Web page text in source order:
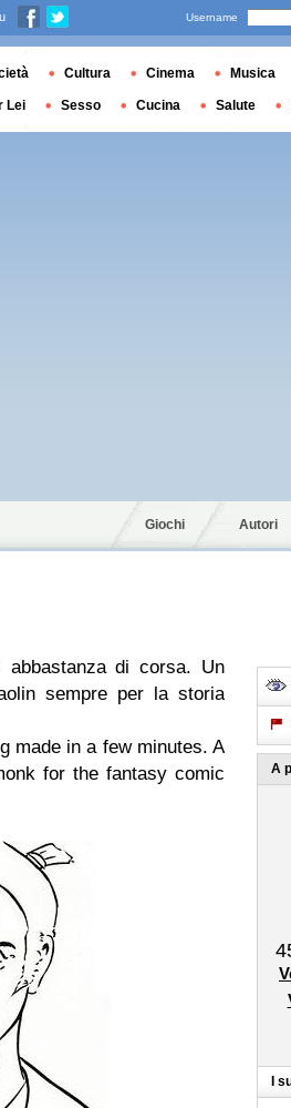
Giochi Autori
di corsa. Un
sempre per la storia
made in a few minutes. A
for the fantasy comic
A
I
Username
Cultura Cinema Musica
Lei Sesso Cucina Salute